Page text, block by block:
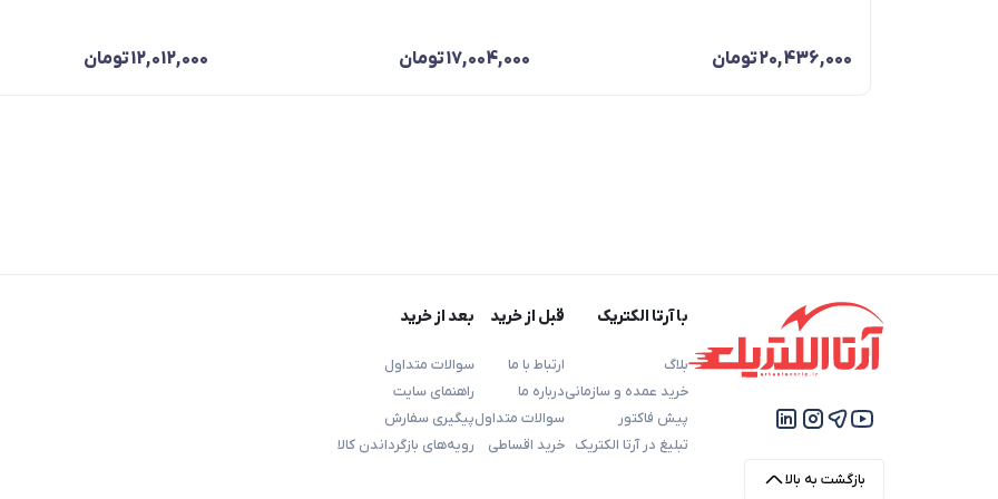
20,436,000تومان 17,004,000تومان 12,012,000تومان
بازگشت به بالا
با آرتا الکتریک
بلاگ
خرید عمده و سازمانی
پیش فاکتور
تبلیغ در آرتا الکتریک
قبل از خرید
ارتباط با ما
درباره ما
سوالات متداول
خرید اقساطی
بعد از خرید
سوالات متداول
راهنمای سایت
پیگیری سفارش
رویه‌های بازگرداندن کالا